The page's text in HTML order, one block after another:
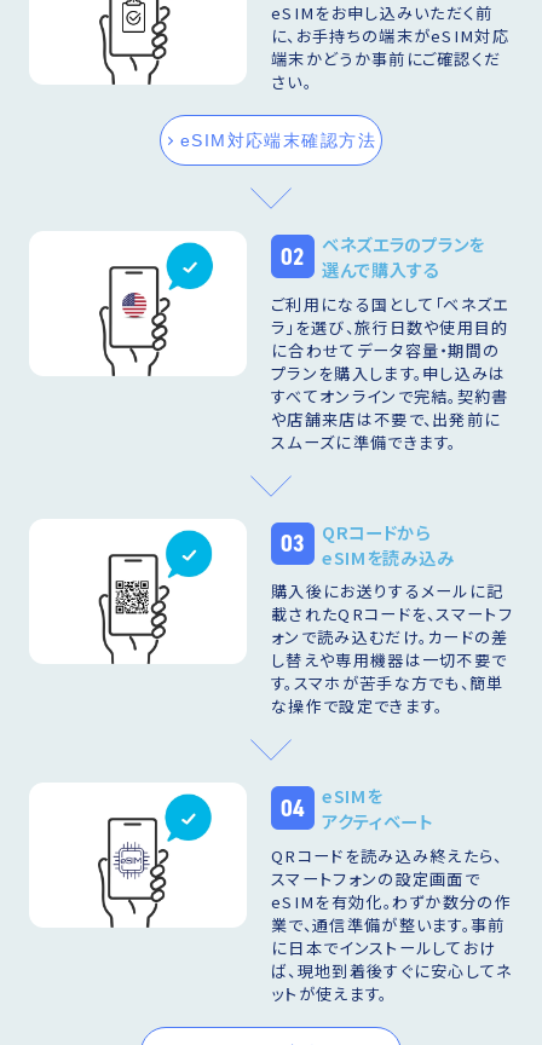
eSIMをお申し込みいただく前
に、お手持ちの端末がeSIM対応
端末かどうか事前にご確認くだ
さい。
eSIM対応端末確認方法
02
ベネズエラのプランを
選んで購入する
ご利用になる国として「ベネズエ
ラ」を選び、旅行日数や使用目的
に合わせてデータ容量・期間の
プランを購入します。申し込みは
すべてオンラインで完結。契約書
や店舗来店は不要で、出発前に
スムーズに準備できます。
03
QRコードから
eSIMを読み込み
購入後にお送りするメールに記
載されたQRコードを、スマートフ
ォンで読み込むだけ。カードの差
し替えや専用機器は一切不要で
す。スマホが苦手な方でも、簡単
な操作で設定できます。
04
eSIMを
アクティベート
QRコードを読み込み終えたら、
スマートフォンの設定画面で
eSIMを有効化。わずか数分の作
業で、通信準備が整います。事前
に日本でインストールしておけ
ば、現地到着後すぐに安心してネ
ットが使えます。